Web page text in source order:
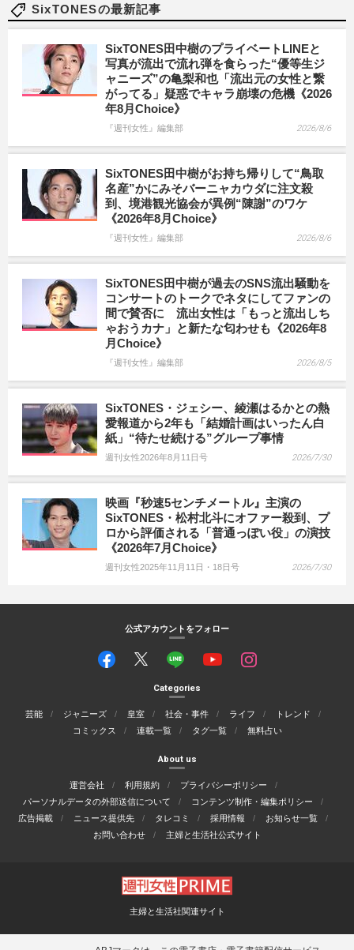
SixTONESの最新記事
SixTONES田中樹のプライベートLINEと
写真が流出で流れ弾を食らった“優等生ジ
ャニーズ”の亀梨和也「流出元の女性と繋
がってる」疑惑でキャラ崩壊の危機《2026
年8月Choice》
『週刊女性』編集部 2026/8/6
SixTONES田中樹がお持ち帰りして“鳥取
名産”かにみそバーニャカウダに注文殺
到、境港観光協会が異例“陳謝”のワケ
《2026年8月Choice》
『週刊女性』編集部 2026/8/6
SixTONES田中樹が過去のSNS流出騒動を
コンサートのトークでネタにしてファンの
間で賛否に 流出女性は「もっと流出しち
ゃおうカナ」と新たな匂わせも《2026年8
月Choice》
『週刊女性』編集部 2026/8/5
SixTONES・ジェシー、綾瀬はるかとの熱
愛報道から2年も「結婚計画はいったん白
紙」“待たせ続ける”グループ事情
週刊女性2026年8月11日号 2026/7/30
映画『秒速5センチメートル』主演の
SixTONES・松村北斗にオファー殺到、プ
ロから評価される「普通っぽい役」の演技
《2026年7月Choice》
週刊女性2025年11月11日・18日号 2026/7/30
公式アカウントをフォロー
Categories
芸能 ジャニーズ 皇室 社会・事件 ライフ
トレンド
コミックス
連載一覧 タグ一覧 無料占い
About us
運営会社 利用規約
プライバシーポリシー
パーソナルデータの外部送信について
コンテンツ制作・編集ポリシー
広告掲載
ニュース提供先 タレコミ 採用情報
お知らせ一覧
お問い合わせ
主婦と生活社公式サイト
主婦と生活社関連サイト